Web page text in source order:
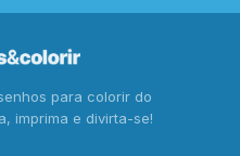
para colorir do
imprima e divirta-se!